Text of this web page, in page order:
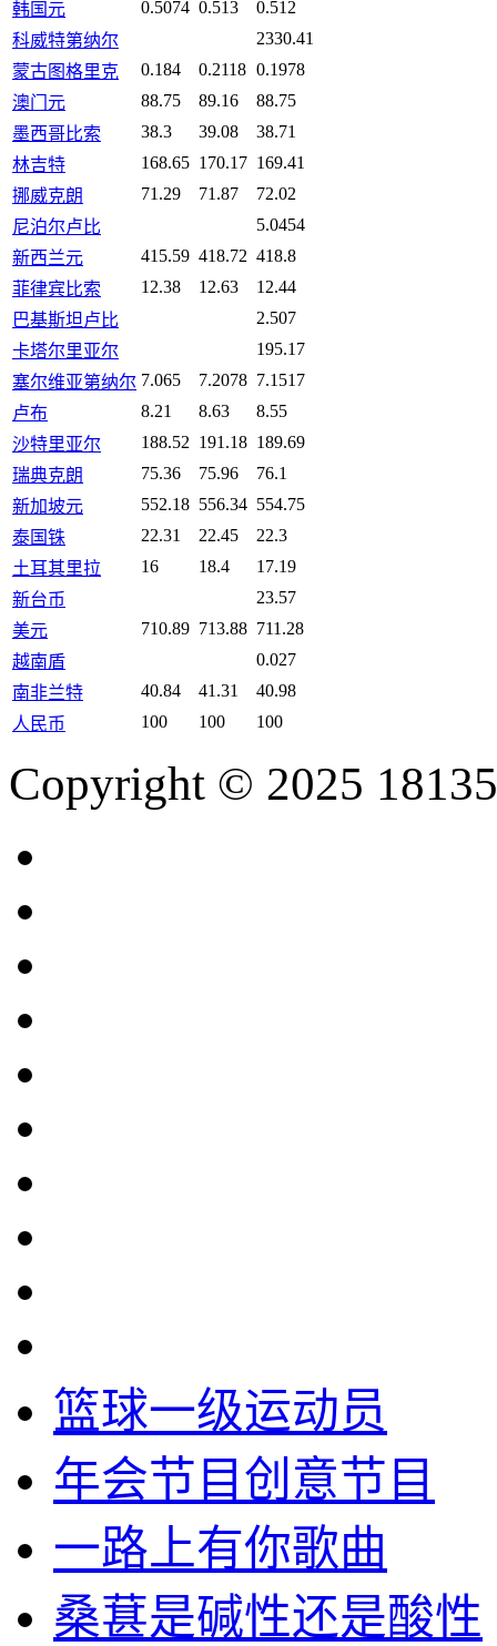
韩国元 0.5074 0.513
0.512
科威特第纳尔
2330.41
蒙古图格里克
0.184 0.2118 0.1978
澳门元
88.75 89.16
88.75
墨西哥比索
38.3 39.08
38.71
林吉特
168.65 170.17 169.41
挪威克朗
71.29 71.87
72.02
尼泊尔卢比
5.0454
新西兰元
415.59 418.72 418.8
菲律宾比索
12.38 12.63
12.44
巴基斯坦卢比
2.507
卡塔尔里亚尔
195.17
塞尔维亚第纳尔 7.065 7.2078 7.1517
卢布
8.21 8.63
8.55
沙特里亚尔
188.52 191.18 189.69
瑞典克朗
75.36 75.96
76.1
新加坡元
552.18 556.34 554.75
泰国铢
22.31 22.45
22.3
土耳其里拉
16 18.4
17.19
新台币
23.57
美元
710.89 713.88 711.28
越南盾
0.027
南非兰特
40.84 41.31
40.98
人民币
100 100 100
Copyright © 2025
篮球一级运动员
年会节目创意节目
一路上有你歌曲
桑葚是碱性还是酸性